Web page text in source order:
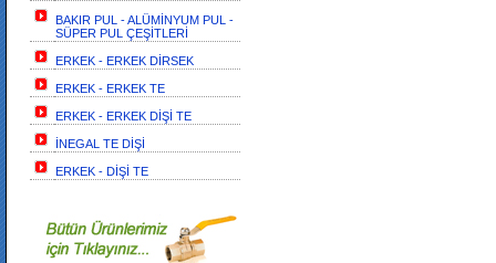
BAKIR PUL - ALÜMİNYUM PUL -
SÜPER PUL ÇEŞİTLERİ
ERKEK - ERKEK DİRSEK
ERKEK - ERKEK TE
ERKEK - ERKEK DİŞİ TE
İNEGAL TE DİŞİ
ERKEK - DİŞİ TE